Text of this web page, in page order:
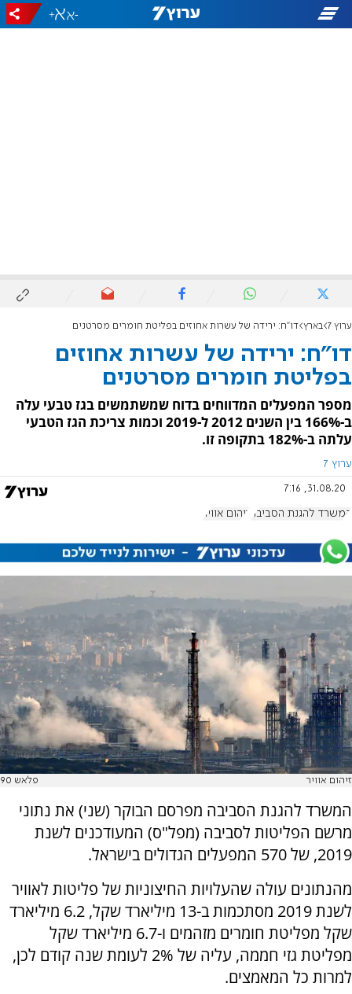
-
+
ערוץ 7 בארץ דו"ח: ירידה של עשרות אחוזים בפליטת חומרים מסרטנים
דו"ח: ירידה של עשרות אחוזים
בפליטת חומרים מסרטנים
מספר המפעלים המדווחים בדוח שמשתמשים בגז טבעי עלה
ב-166% בין השנים 2012 ל-2019 וכמות צריכת הגז הטבעי
עלתה ב-182% בתקופה זו.
ערוץ 7
31.08.20, 7:16
המשרד להגנת הסביבה זיהום אוויר
זיהום אוויר פלאש 90
המשרד להגנת הסביבה מפרסם הבוקר (שני) את נתוני
מרשם הפליטות לסביבה (מפל"ס) המעודכנים לשנת
2019, של 570 המפעלים הגדולים בישראל.
מהנתונים עולה שהעלויות החיצוניות של פליטות לאוויר
לשנת 2019 מסתכמות ב-13 מיליארד שקל, 6.2 מיליארד
שקל מפליטת חומרים מזהמים ו-6.7 מיליארד שקל
מפליטת גזי חממה, עליה של 2% לעומת שנה קודם לכן,
למרות כל המאמצים.